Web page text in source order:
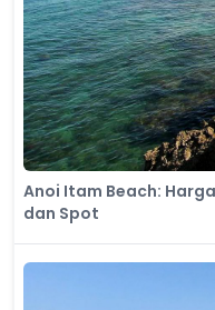
Anoi Itam Beach:
dan Spot